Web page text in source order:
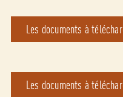
Les documents à
Les documents à